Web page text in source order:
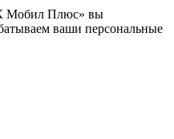
Мобил Плюс» вы
ваши персональные